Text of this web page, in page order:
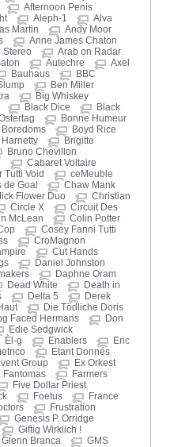
Afternoon Penis
Aleph-1
Alva
Martin
Andy Moor
Anne James Chaton
Stereo
Arab on Radar
Autechre
Axel
Bauhaus
BBC
Ben Miller
Big Whiskey
Black Dice
Black
Bonne Humeur
Boredoms
Boyd Rice
Harnetty
Brigitte
Bruno Chevillon
Cabaret Voltaire
Tutti Void
ceMeuble
de Goal
Chaw Mank
Flower Duo
Christian
Circle X
Circuit Des
McLean
Colin Potter
Cosey Fanni Tutti
CroMagnon
Cut Hands
Daniel Johnston
Daphne Oram
Dead White
Death in
Delta 5
Derek
Die Tödliche Doris
Faced Hermans
Don
Edie Sedgwick
Èl-g Enablers
Eric
Etant Donnés
Group
Ex Orkest
Fantomas
Farmers
Five Dollar Priest
Foetus
France
Frustration
Genesis P. Orridge
Giftig Wirklich !
Glenn Branca
GMS